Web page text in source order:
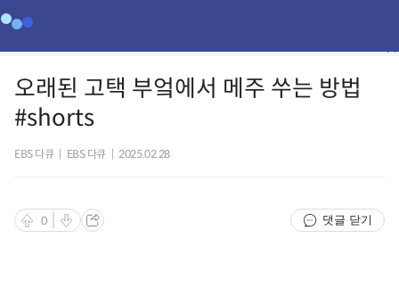
오래된 고택 부엌에서 메주 쑤는 방법
#shorts
EBS 다큐 EBS 다큐 2025.02.28
0 댓글 닫기